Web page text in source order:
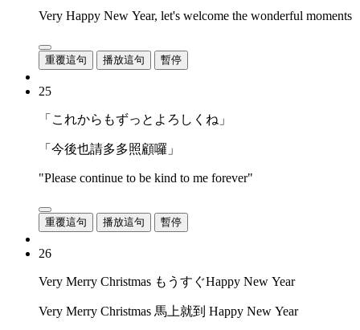
Very Happy New Year, let's welcome the wonderful moments
重覆這句 播放這句 暫停
25
「これからもずっとよろしくね」
「今後也請多多照顧囉」
"Please continue to be kind to me forever"
重覆這句 播放這句 暫停
26
Very Merry Christmas もうすぐHappy New Year
Very Merry Christmas 馬上就到 Happy New Year